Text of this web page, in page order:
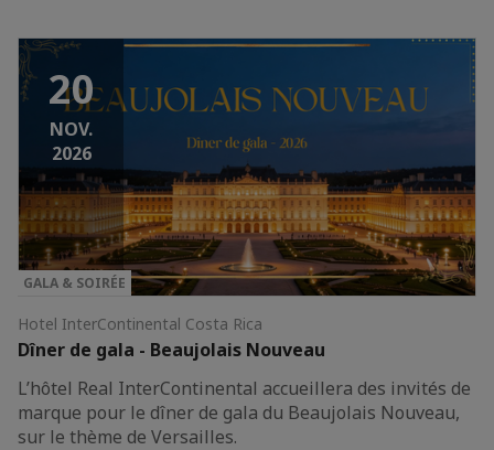
20
NOV.
2026
GALA & SOIRÉE
Hotel InterContinental Costa Rica
Dîner de gala - Beaujolais Nouveau
L’hôtel Real InterContinental accueillera des invités de
marque pour le dîner de gala du Beaujolais Nouveau,
sur le thème de Versailles.